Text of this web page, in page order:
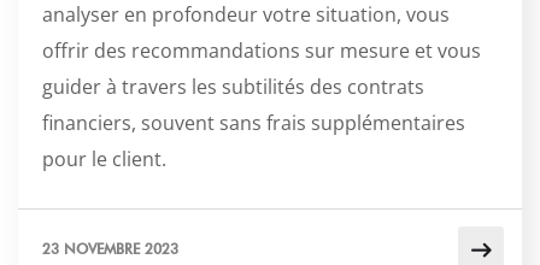
analyser en profondeur votre situation, vous
offrir des recommandations sur mesure et vous
guider à travers les subtilités des contrats
financiers, souvent sans frais supplémentaires
pour le client.
23 NOVEMBRE 2023